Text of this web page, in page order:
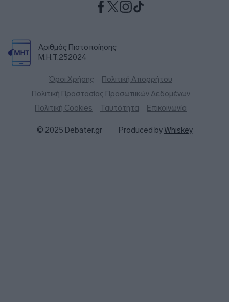
Αριθμός Πιστοποίησης
Μ.Η.Τ.252024
Όροι Χρήσης
Πολιτική Απορρήτου
Πολιτική Προστασίας Προσωπικών Δεδομένων
Πολιτική Cookies
Ταυτότητα Επικοινωνία
© 2025 Debater.gr Produced byWhiskey